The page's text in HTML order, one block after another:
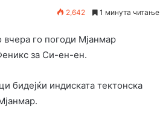
2,642 1 минута читање
вчера го погоди Мјанмар
за Си-ен-ен.
бидејќи индиската тектонска